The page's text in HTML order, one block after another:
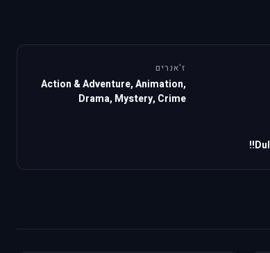
ז'אנרים
Action & Adventure, Animation,
Drama, Mystery, Crime